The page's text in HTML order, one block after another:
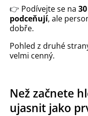
👉 Podívejte se na
podceňují, ale
dobře.
Pohled z druhé
velmi cenný.
Než začnete
ujasnit jako